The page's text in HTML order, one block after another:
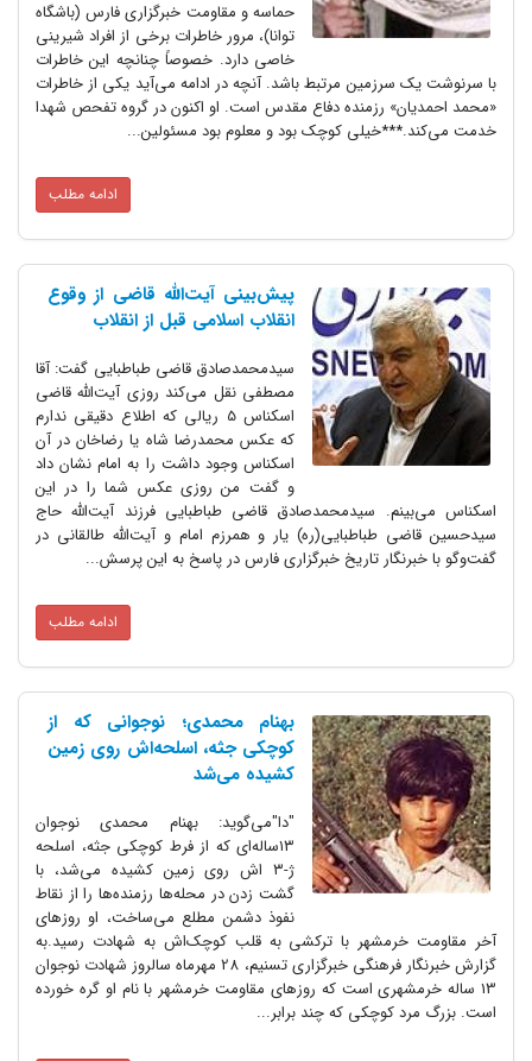
حماسه و مقاومت خبرگزاری فارس (باشگاه
توانا)، مرور خاطرات برخی از افراد شیرینی
خاصی دارد. خصوصاً چنانچه این خاطرات
با سرنوشت یک سرزمین مرتبط باشد. آنچه در ادامه می‌آید یکی از خاطرات
«محمد احمدیان» رزمنده دفاع مقدس است. او اکنون در گروه تفحص شهدا
خدمت می‌کند.***خیلی کوچک بود و معلوم بود مسئولین...
ادامه مطلب
پیش‌بینی آیت‌الله قاضی از وقوع
انقلاب اسلامی قبل از انقلاب
سیدمحمدصادق قاضی طباطبایی گفت: آقا
مصطفی نقل می‌کند روزی آیت‌الله قاضی
اسکناس 5 ریالی که اطلاع دقیقی ندارم
که عکس محمدرضا شاه یا رضاخان در آن
اسکناس وجود داشت را به امام نشان داد
و گفت من روزی عکس شما را در این
اسکناس می‌بینم. سیدمحمدصادق قاضی طباطبایی فرزند آیت‌الله حاج
سیدحسین قاضی طباطبایی(ره) یار و همرزم امام و آیت‌الله طالقانی در
گفت‌وگو با خبرنگار تاریخ خبرگزاری فارس در پاسخ به این پرسش...
ادامه مطلب
بهنام محمدی؛ نوجوانی که از
کوچکی جثه، اسلحه‌اش روی زمین
کشیده می‌شد
"دا"می‌گوید: بهنام محمدی نوجوان
۱۳ساله‌ای که از فرط کوچکی جثه، اسلحه
ژ-۳ اش روی زمین کشیده می‌شد، با
گشت زدن در محله‌ها رزمنده‌ها را از نقاط
نفوذ دشمن مطلع می‌ساخت، او روزهای
آخر مقاومت خرمشهر با ترکشی به قلب کوچک‌اش به شهادت رسید.به
گزارش خبرنگار فرهنگی خبرگزاری تسنیم، 28 مهرماه سالروز شهادت نوجوان
13 ساله خرمشهری است که روزهای مقاومت خرمشهر با نام او گره خورده
است. بزرگ مرد کوچکی که چند برابر...